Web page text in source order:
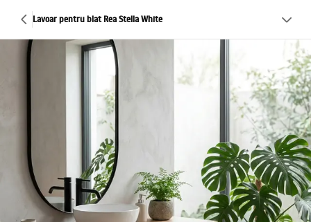
Lavoar pentru blat Rea Stella White